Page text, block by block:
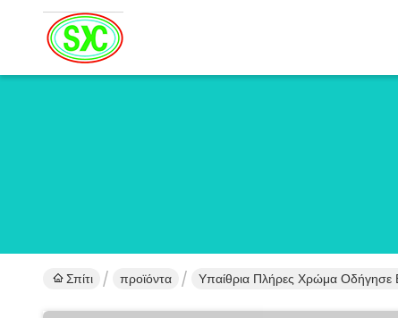
Σπίτι προϊόντα Υπαίθρια Πλήρες Χρώμα Οδήγησε